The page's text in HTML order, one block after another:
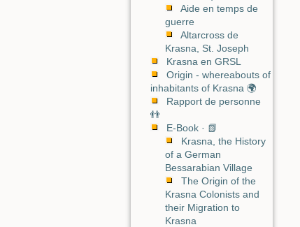
Aide en temps de
guerre
Altarcross de
Krasna, St. Joseph
Krasna en GRSL
Origin - whereabouts of
inhabitants of Krasna 🌍
Rapport de personne
👬
E-Book · 📗
Krasna, the History
of a German
Bessarabian Village
The Origin of the
Krasna Colonists and
their Migration to
Krasna